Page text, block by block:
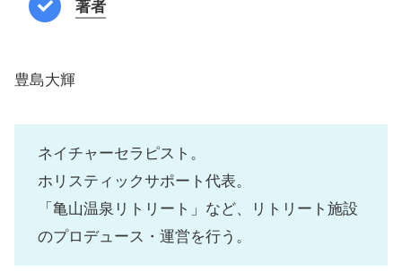
著者
豊島大輝
ネイチャーセラピスト。
ホリスティックサポート代表。
「亀山温泉リトリート」など、リトリート施設
のプロデュース・運営を行う。